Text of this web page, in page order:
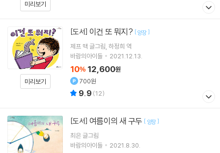
미리보기
미리보기
[도서] 이건 또 뭐지? [양장]
제프 맥 글그림 하정희 역
바람의아이들
2021.12.13.
10% 12,600원
700원
9.9 (12)
[도서] 여름이의 새 구두 [ 양장]
최은글그림
바람의아이들
2021.8.30.